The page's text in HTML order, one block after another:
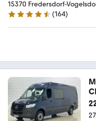
15370 Fredersdorf-
4.6 Sterne
(164)